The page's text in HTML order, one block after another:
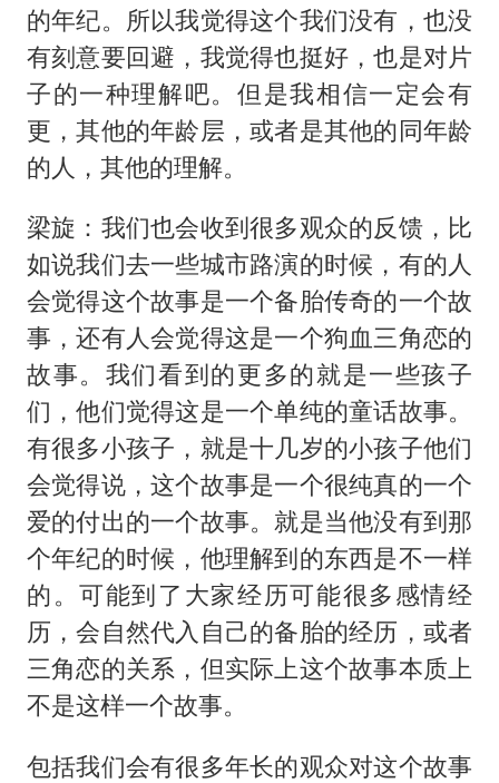
的年纪。所以我觉得这个我们没有，也没
有刻意要回避，我觉得也挺好，也是对片
子的一种理解吧。但是我相信一定会有
更，其他的年龄层，或者是其他的同年龄
的人，其他的理解。
梁旋：我们也会收到很多观众的反馈，比
如说我们去一些城市路演的时候，有的人
会觉得这个故事是一个备胎传奇的一个故
事，还有人会觉得这是一个狗血三角恋的
故事。我们看到的更多的就是一些孩子
们，他们觉得这是一个单纯的童话故事。
有很多小孩子，就是十几岁的小孩子他们
会觉得说，这个故事是一个很纯真的一个
爱的付出的一个故事。就是当他没有到那
个年纪的时候，他理解到的东西是不一样
的。可能到了大家经历可能很多感情经
历，会自然代入自己的备胎的经历，或者
三角恋的关系，但实际上这个故事本质上
不是这样一个故事。
包括我们会有很多年长的观众对这个故事